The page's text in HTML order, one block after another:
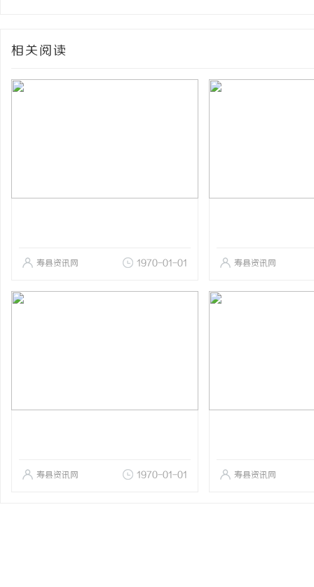
相关阅读
寿县资讯网 1970-01-01 寿县资讯网
寿县资讯网 1970-01-01 寿县资讯网